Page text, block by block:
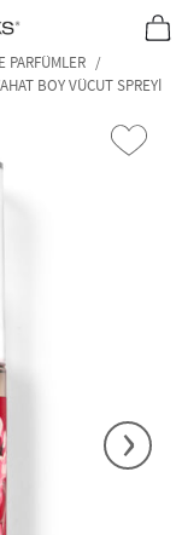
Detayları
PARFÜMLER
BOY VÜCUT SPREYI
›